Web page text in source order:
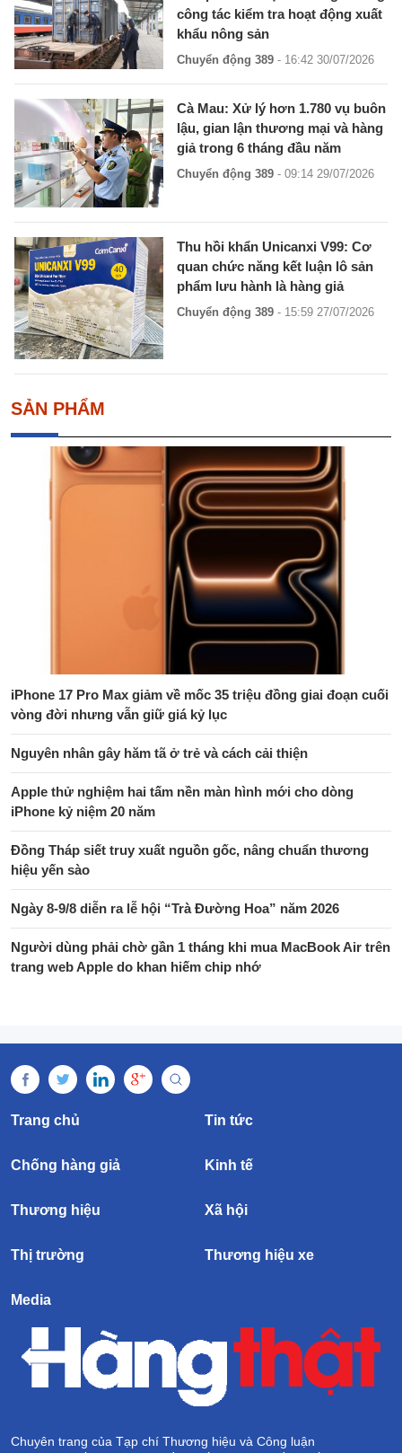
công tác kiểm tra hoạt động xuất
khẩu nông sản
Chuyển động 389 - 16:42 30/07/2026
Cà Mau: Xử lý hơn 1.780 vụ buôn
lậu, gian lận thương mại và hàng
giả trong 6 tháng đầu năm
Chuyển động 389 - 09:14 29/07/2026
Thu hồi khẩn Unicanxi V99: Cơ
quan chức năng kết luận lô sản
phẩm lưu hành là hàng giả
Chuyển động 389 - 15:59 27/07/2026
SẢN PHẨM
iPhone 17 Pro Max giảm về mốc 35 triệu đồng giai đoạn cuối
vòng đời nhưng vẫn giữ giá kỷ lục
Nguyên nhân gây hăm tã ở trẻ và cách cải thiện
Apple thử nghiệm hai tấm nền màn hình mới cho dòng
iPhone kỷ niệm 20 năm
Đồng Tháp siết truy xuất nguồn gốc, nâng chuẩn thương
hiệu yến sào
Ngày 8-9/8 diễn ra lễ hội “Trà Đường Hoa” năm 2026
Người dùng phải chờ gần 1 tháng khi mua MacBook Air trên
trang web Apple do khan hiếm chip nhớ
Trang chủ Tin tức
Chống hàng giả Kinh tế
Thương hiệu Xã hội
Thị trường Thương hiệu xe
Media
Chuyên trang của Tạp chí Thương hiệu và Công luận